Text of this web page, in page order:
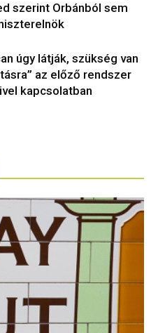
szerint Orbánból sem
úgy látják, szükség van
az előző rendszer
kapcsolatban